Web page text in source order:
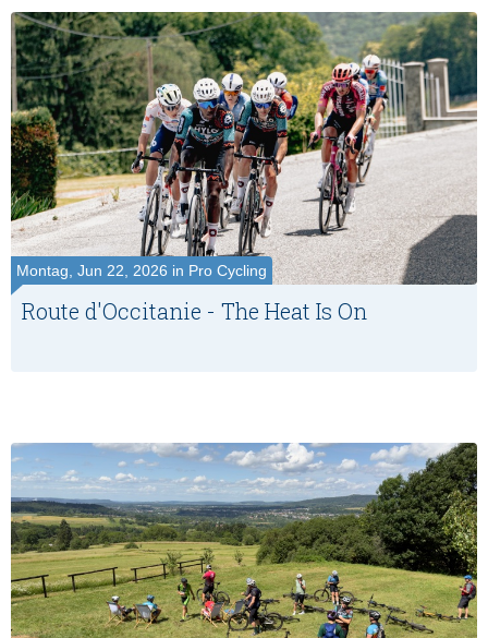
Montag, Jun 22, 2026 in Pro Cycling
Route d'Occitanie - The Heat Is On